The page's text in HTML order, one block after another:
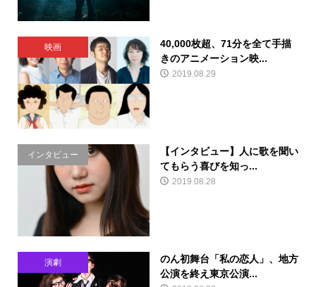
映画
40,000枚超、71分を全て手描
きのアニメーション映...
2019.08.29
インタビュー
【インタビュー】人に歌を聞い
てもらう喜びを知っ...
2019.08.28
演劇
のん初舞台「私の恋人」、地方
公演を終え東京公演...